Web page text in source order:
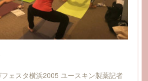
ェスタ横浜2005 ユースキン製薬記者